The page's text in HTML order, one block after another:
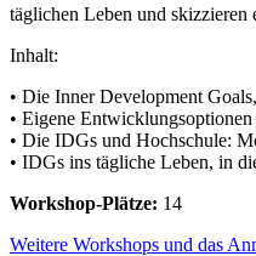
täglichen Leben und skizzieren
Inhalt:
• Die Inner Development
• Eigene Entwicklungsoptionen
• Die IDGs und Hochschule:
• IDGs ins tägliche Leben, in
Workshop-Plätze: 14
Weitere Workshops und das